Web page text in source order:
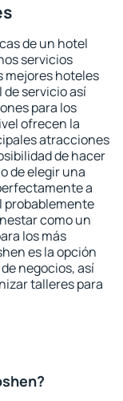
de un hotel
servicios
mejores hoteles
servicio así
para los
ofrecen la
atracciones
de hacer
de elegir una
a
probablemente
como un
los más
es la opción
negocios, así
talleres para